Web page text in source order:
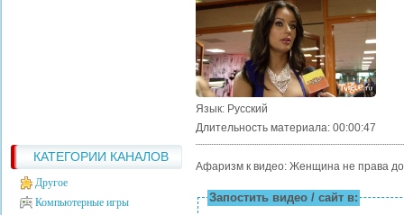
КАТЕГОРИИ КАНАЛОВ
Другое
Компьютерные игры
Язык: Русский
Длительность материала: 00:00:47
Афаризм к видео: Женщина не права
Запостить видео / сайт в: